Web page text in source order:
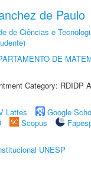
de Paulo
de Ciências e
DE
Category: RDIDP
Lattes
Google
Scopus
UNESP